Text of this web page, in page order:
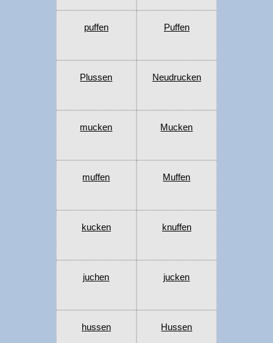
puffen Puffen
Plussen Neudrucken
mucken Mucken
muffen Muffen
kucken knuffen
juchen jucken
hussen Hussen